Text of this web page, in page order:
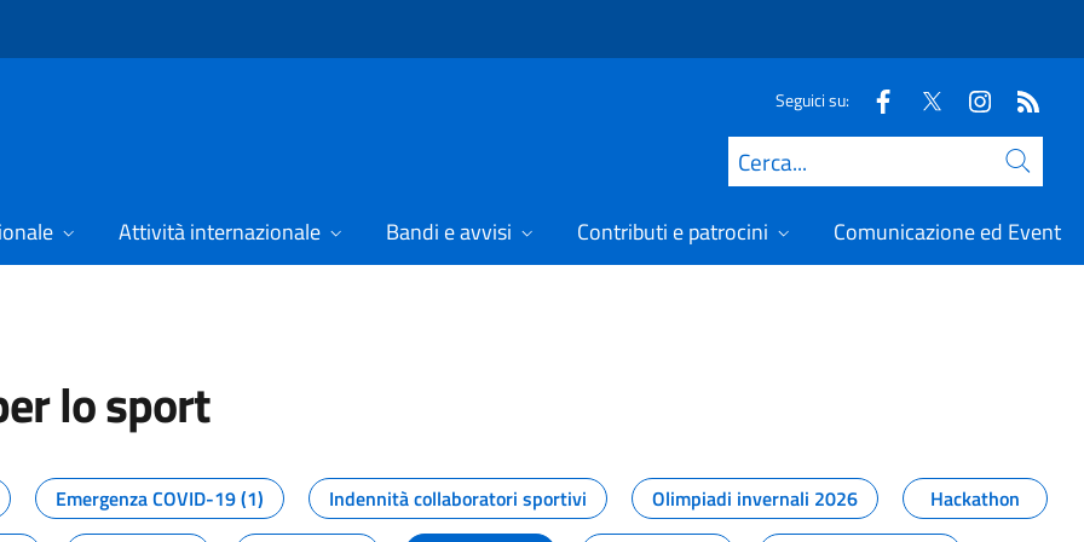
Seguici su:
Cerca
Attività internazionale Bandi e avvisi Contributi e patrocini Comunicazione ed Eventi
lo sport
dal Dipartimento per lo sport
Emergenza COVID-19 (1) Indennità collaboratori sportivi Olimpiadi invernali 2026
Hackathon